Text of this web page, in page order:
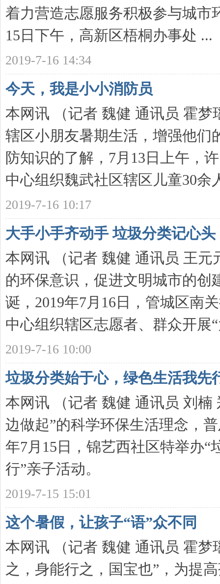
着力营造志愿服务积极参与城市
15日下午，高新区梧桐办事处 ...
2019-7-16 14:34
今天，我是小小消防员
本网讯 （记者 魏健 通讯员 霍
辖区小朋友暑期生活，增强他们
防知识的了解，7月13日上午，
中心组织魏武社区辖区儿童30余
2019-7-16 10:17
大手小手齐动手 垃圾分类记心头
本网讯 （记者 魏健 通讯员 王
的环保意识，促进文明城市的创
诞，2019年7月16日，管城区南
中心组织辖区志愿者、群众开展
2019-7-16 10:00
垃圾分类始于心，绿色生活我先
本网讯 （记者 魏健 通讯员 刘楠
边做起”的科学环保生活理念，
年7月15日，锦艺西社区特举办
行”亲子活动。
2019-7-15 15:01
这个暑假，让孩子“语”众不同
本网讯 （记者 魏健 通讯员 霍梦
之，身能行之，国宝也”，为提